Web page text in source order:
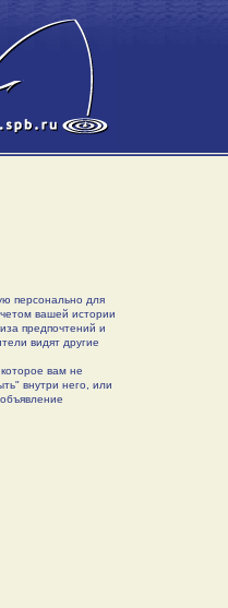
персонально для
вашей истории
предпочтений и
видят другие
вам не
внутри него, или